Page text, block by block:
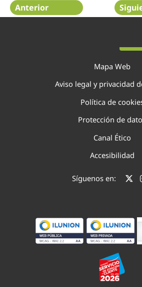
Anterior
Mapa Web
Aviso legal y privacidad
Política de
Protección de
Canal Ético
Accesibilidad
Síguenos en: